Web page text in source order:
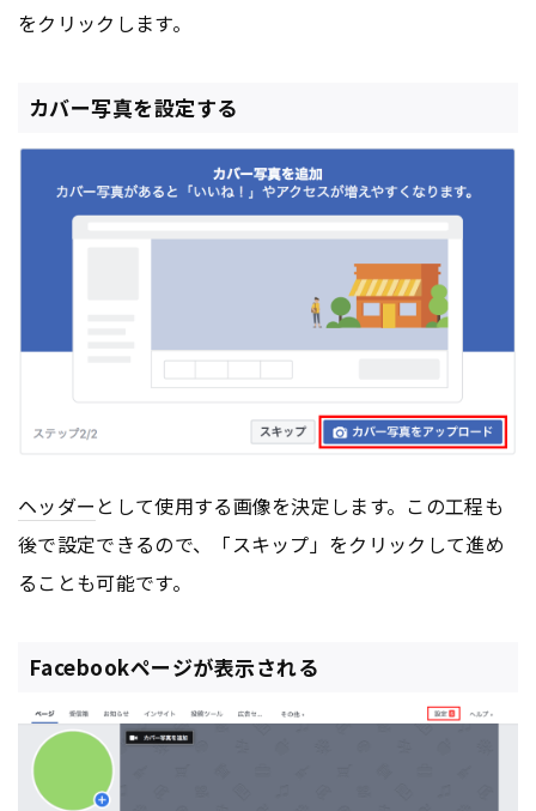
をクリックします。
カバー写真を設定する
ヘッダー として使用する画像を決定します。この工程も
後で設定できるので、「スキップ」をクリックして進め
ることも可能です。
Facebookページが表示される